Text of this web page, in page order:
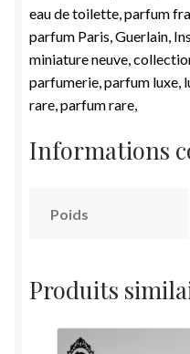
eau de toilette, parfum
parfum Paris, Guerlain,
miniature neuve,
parfumerie, parfum luxe,
rare, parfum rare,
Informations
Poids
Produits